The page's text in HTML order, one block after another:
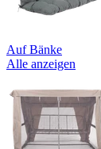
Auf Bänke
Alle anzeigen